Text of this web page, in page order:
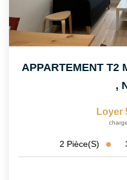
APPARTEMENT T2
,
Loyer
2 Pièce(s)